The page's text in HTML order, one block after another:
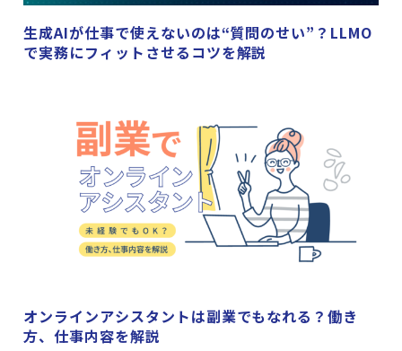
生成AIが仕事で使えないのは“質問のせい”？LLMO
で実務にフィットさせるコツを解説
オンラインアシスタントは副業でもなれる？働き
方、仕事内容を解説